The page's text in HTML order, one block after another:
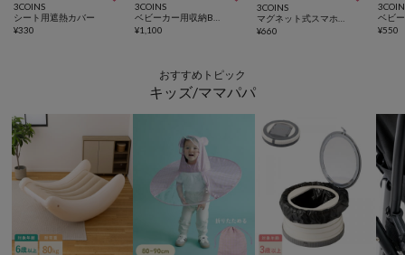
3COINS
シート用遮熱カバー
¥330
3COINS
¥1,100
3COINS
¥660 ¥550
おすすめトピック
キッズ/ママパパ